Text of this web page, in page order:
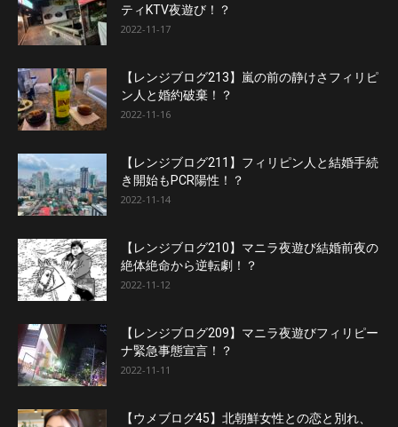
ティKTV夜遊び！？
2022-11-17
【レンジブログ213】嵐の前の静けさフィリピ
ン人と婚約破棄！？
2022-11-16
【レンジブログ211】フィリピン人と結婚手続
き開始もPCR陽性！？
2022-11-14
【レンジブログ210】マニラ夜遊び結婚前夜の
絶体絶命から逆転劇！？
2022-11-12
【レンジブログ209】マニラ夜遊びフィリピー
ナ緊急事態宣言！？
2022-11-11
【ウメブログ45】北朝鮮女性との恋と別れ、